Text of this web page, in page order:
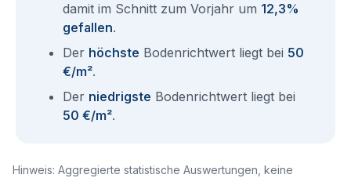
damit im Schnitt zum Vorjahr um 12,3%
gefallen.
Der höchste Bodenrichtwert liegt bei 50
€/m².
Der niedrigste Bodenrichtwert liegt bei
50 €/m².
Hinweis: Aggregierte statistische Auswertungen, keine